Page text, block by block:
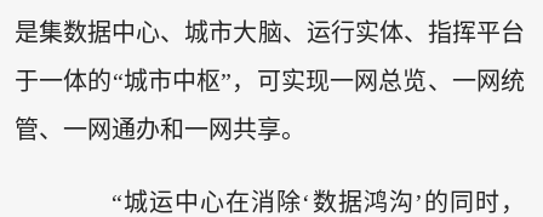
是集数据中心、城市大脑、运行实体、指挥平台
于一体的“城市中枢”，可实现一网总览、一网统
管、一网通办和一网共享。
“城运中心在消除‘数据鸿沟’的同时，